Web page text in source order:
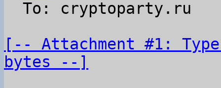
[-- Attachment #1:
bytes --]